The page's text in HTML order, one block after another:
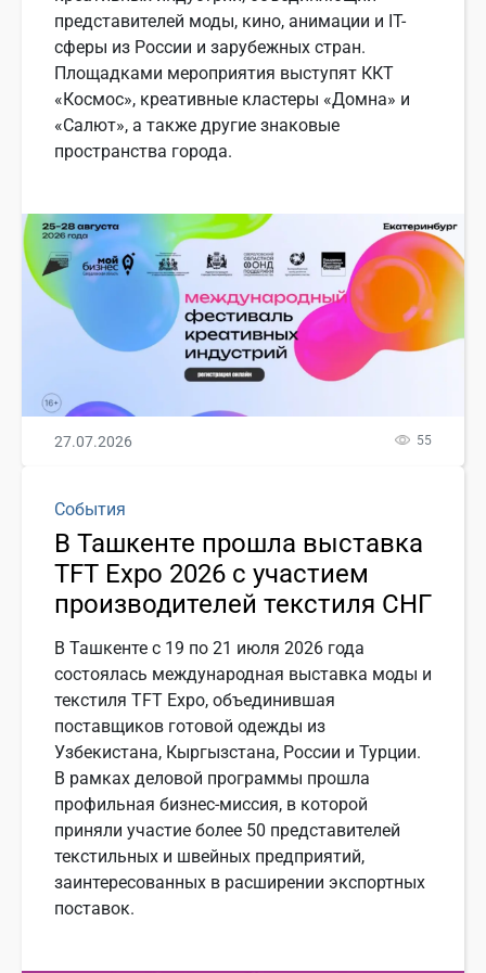
представителей моды, кино, анимации и IT-
сферы из России и зарубежных стран.
Площадками мероприятия выступят ККТ
«Космос», креативные кластеры «Домна» и
«Салют», а также другие знаковые
пространства города.
27.07.2026 55
События
В Ташкенте прошла выставка
TFT Expo 2026 с участием
производителей текстиля СНГ
В Ташкенте с 19 по 21 июля 2026 года
состоялась международная выставка моды и
текстиля TFT Expo, объединившая
поставщиков готовой одежды из
Узбекистана, Кыргызстана, России и Турции.
В рамках деловой программы прошла
профильная бизнес-миссия, в которой
приняли участие более 50 представителей
текстильных и швейных предприятий,
заинтересованных в расширении экспортных
поставок.